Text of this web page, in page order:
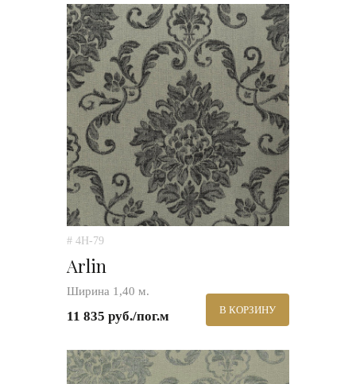
# 4H-79
Arlin
Ширина 1,40 м.
11 835 руб./пог.м В КОРЗИНУ